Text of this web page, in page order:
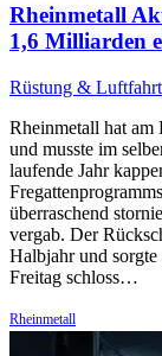
Rheinmetall
1,6 Milliarden
Rüstung & Luftfahrt
Rheinmetall hat am
und musste im
laufende Jahr
überraschend
vergab. Der
Halbjahr und
Freitag schloss…
Rheinmetall